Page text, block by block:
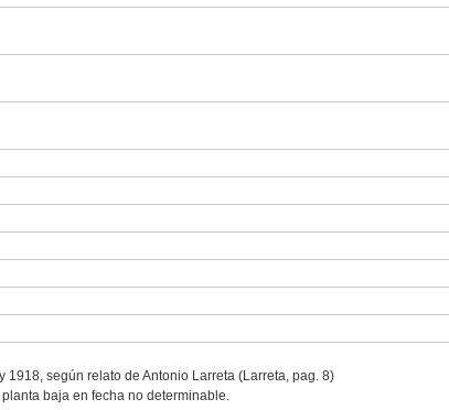
1918, según relato de Antonio Larreta (Larreta, pag. 8)
baja en fecha no determinable.